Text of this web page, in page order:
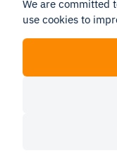
ず、心身の健康を
指しています。
例えば、研究によ
も記憶力や注意
が浮き彫りになっ
We are committed
use cookies to